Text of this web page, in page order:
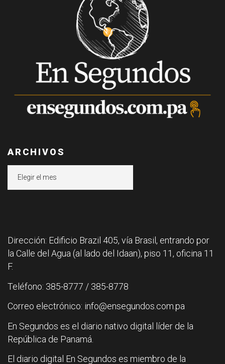
ARCHIVOS
Dirección: Edificio Brazil 405, vía Brasil, entrando por
la Calle del Agua (al lado del Idaan), piso 11, oficina 11
F.
Teléfono: 385-8777 / 385-8778
Correo electrónico: info@ensegundos.com.pa
En Segundos es el diario nativo digital líder de la
República de Panamá.
El diario digital En Segundos es miembro de la